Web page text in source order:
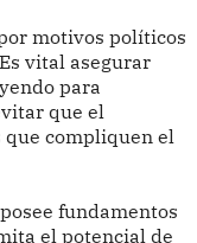
motivos políticos
vital asegurar
para
que el
compliquen el
fundamentos
el potencial de